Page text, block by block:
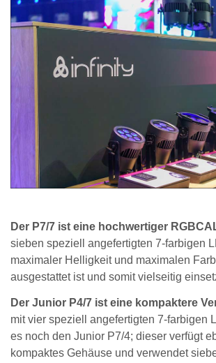
Der P7/7 ist eine hochwertiger
sieben speziell angefertigten 7-farbigen
maximaler Helligkeit und maximalen
ausgestattet ist und somit vielseitig
Der Junior P4/7 ist eine kompaktere
mit vier speziell angefertigten 7-farbigen
es noch den Junior P7/4; dieser verfügt
kompaktes Gehäuse und verwendet